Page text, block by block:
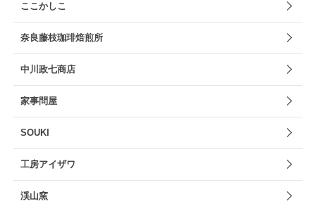
ここかしこ
奈良藤枝珈琲焙煎所
中川政七商店
家事問屋
SOUKI
工房アイザワ
渓山窯